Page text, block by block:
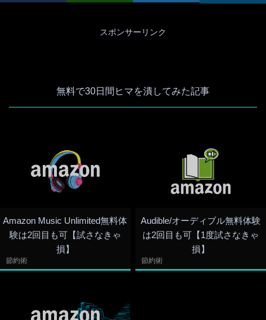
スポンサーリンク
無料で30日間ヒマを潰してみた記事
Amazon Music Unlimited無料体
験は2回目も可【試さなきゃ
損】
節約術
Audible/オーディブル無料体験
は2回目も可【1度試さなきゃ
損】
節約術